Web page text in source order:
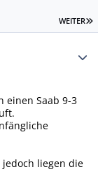
WEITER
einen Saab 9-3
liegen die